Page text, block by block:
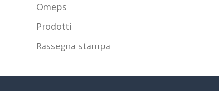
Omeps
Prodotti
Rassegna stampa